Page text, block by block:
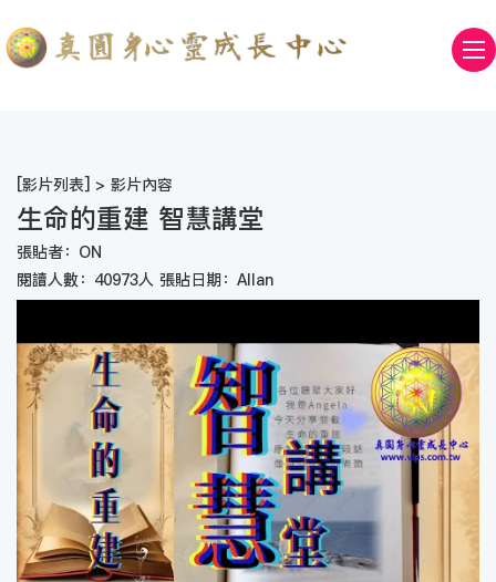
[影片列表] > 影片內容
生命的重建 智慧講堂
張貼者：ON
閱讀人數：40973人 張貼日期：Allan